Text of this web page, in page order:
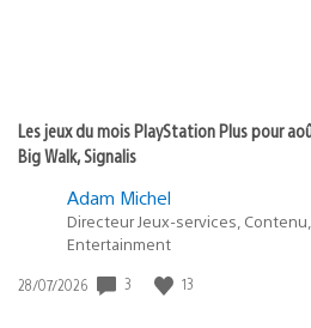
Les jeux du mois PlayStation Plus pour
Big Walk, Signalis
Adam Michel
Directeur Jeux-services,
Entertainment
Date
28/07/2026 3 13